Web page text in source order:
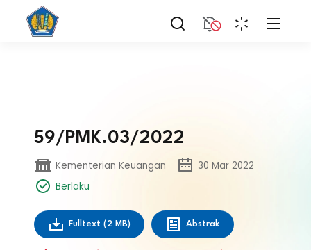
59/PMK.03/2022
Kementerian Keuangan
30 Mar 2022
Berlaku
Fulltext (2 MB) Abstrak